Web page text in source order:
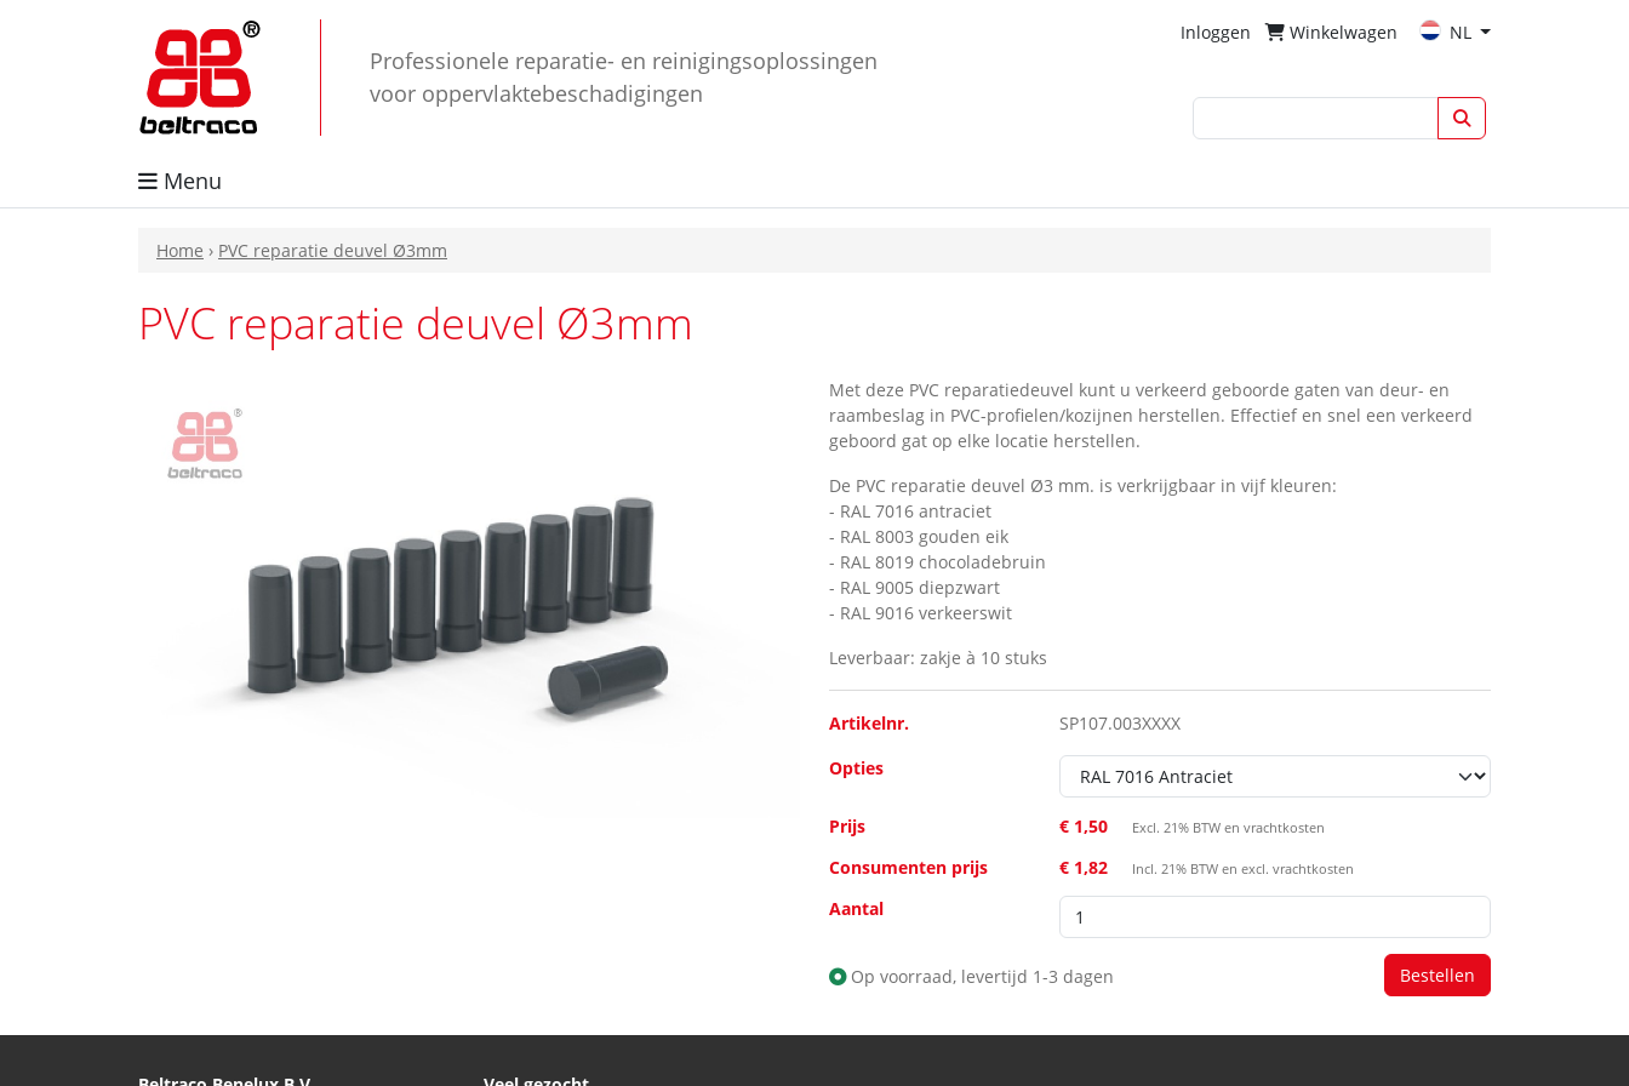
Professionele reparatie- en reinigingsoplossingen
voor oppervlaktebeschadigingen
Inloggen Winkelwagen NL
Menu
Home › PVC reparatie deuvel Ø3mm
PVC reparatie deuvel Ø3mm
Met deze PVC reparatiedeuvel kunt u verkeerd geboorde gaten van deur- en
raambeslag in PVC-profielen/kozijnen herstellen. Effectief en snel een verkeerd
geboord gat op elke locatie herstellen.
De PVC reparatie deuvel Ø3 mm. is verkrijgbaar in vijf kleuren:
- RAL 7016 antraciet
- RAL 8003 gouden eik
- RAL 8019 chocoladebruin
- RAL 9005 diepzwart
- RAL 9016 verkeerswit
Leverbaar: zakje à 10 stuks
Artikelnr.
SP107.003XXXX
Opties
Prijs € 1,50 Excl. 21% BTW en vrachtkosten
Consumenten prijs € 1,82 Incl. 21% BTW en excl. vrachtkosten
Aantal
Op voorraad, levertijd 1-3 dagen